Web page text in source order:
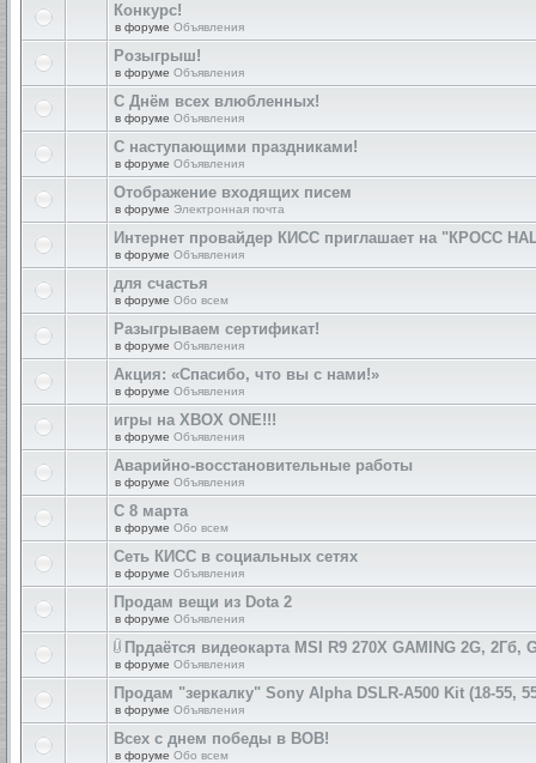
Конкурс!
в форуме Объявления
Розыгрыш!
в форуме Объявления
С Днём всех влюбленных!
в форуме Объявления
С наступающими праздниками!
в форуме Объявления
Отображение входящих писем
в форуме Электронная почта
Интернет провайдер КИСС приглашает на "КРОСС
в форуме Объявления
для счастья
в форуме Обо всем
Разыгрываем сертификат!
в форуме Объявления
Акция: «Спасибо, что вы с нами!»
в форуме Объявления
игры на XBOX ONE!!!
в форуме Объявления
Аварийно-восстановительные работы
в форуме Объявления
С 8 марта
в форуме Обо всем
Сеть КИСС в социальных сетях
в форуме Объявления
Продам вещи из Dota 2
в форуме Объявления
Прдаётся видеокарта MSI R9 270X GAMING 2G, 2Гб,
в форуме Объявления
Продам "зеркалку" Sony Alpha DSLR-A500 Kit (18-55,
в форуме Объявления
Всех с днем победы в ВОВ!
в форуме Обо всем